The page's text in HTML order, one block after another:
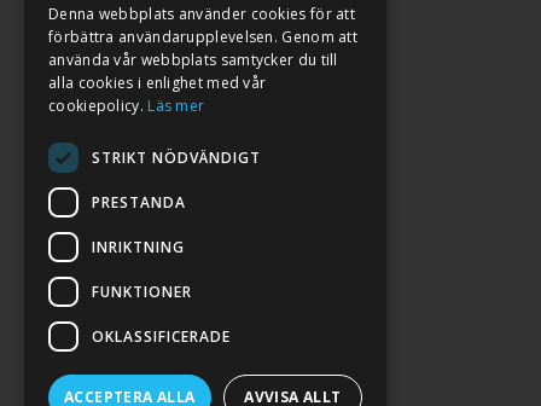
2026. ALL RIGHTS RESERVED.
POWERED BY EMPORI CMS
Denna webbplats använder cookies för att
förbättra användarupplevelsen. Genom att
använda vår webbplats samtycker du till
alla cookies i enlighet med vår
cookiepolicy. Läs mer
STRIKT NÖDVÄNDIGT
PRESTANDA
INRIKTNING
FUNKTIONER
OKLASSIFICERADE
ACCEPTERA ALLA AVVISA ALLT